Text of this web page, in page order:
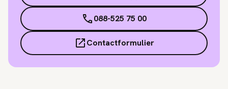
088-525 75 00
Contactformulier